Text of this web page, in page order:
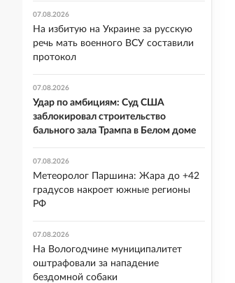
07.08.2026
На избитую на Украине за русскую
речь мать военного ВСУ составили
протокол
07.08.2026
Удар по амбициям: Суд США
заблокировал строительство
бального зала Трампа в Белом доме
07.08.2026
Метеоролог Паршина: Жара до +42
градусов накроет южные регионы
РФ
07.08.2026
На Вологодчине муниципалитет
оштрафовали за нападение
бездомной собаки